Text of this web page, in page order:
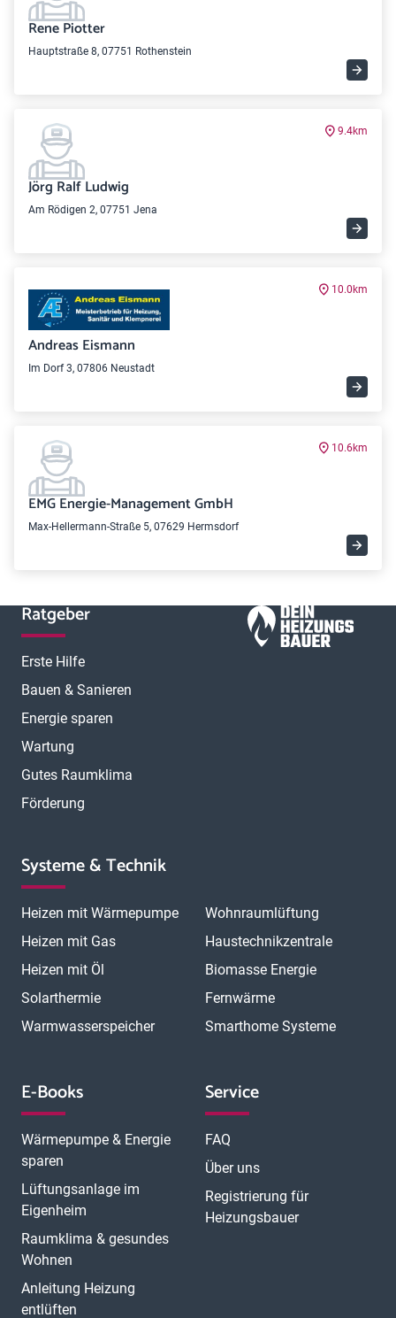
Rene Piotter
Hauptstraße 8, 07751 Rothenstein
9.4km
Jörg Ralf Ludwig
Am Rödigen 2, 07751 Jena
10.0km
Andreas Eismann
Im Dorf 3, 07806 Neustadt
10.6km
EMG Energie-Management GmbH
Max-Hellermann-Straße 5, 07629 Hermsdorf
Ratgeber
Erste Hilfe
Bauen & Sanieren
Energie sparen
Wartung
Gutes Raumklima
Förderung
Systeme & Technik
Heizen mit Wärmepumpe
Heizen mit Gas
Heizen mit Öl
Solarthermie
Warmwasserspeicher
Wohnraumlüftung
Haustechnikzentrale
Biomasse Energie
Fernwärme
Smarthome Systeme
E-Books
Wärmepumpe & Energie
sparen
Lüftungsanlage im
Eigenheim
Raumklima & gesundes
Wohnen
Anleitung Heizung
entlüften
Service
FAQ
Über uns
Registrierung für
Heizungsbauer